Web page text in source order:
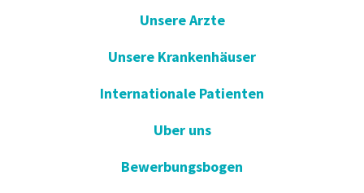
Unsere Arzte
Unsere Krankenhäuser
Internationale Patienten
Uber uns
Bewerbungsbogen